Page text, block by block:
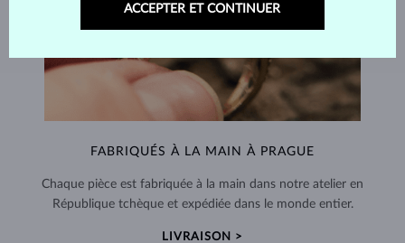
FABRIQUÉS À LA MAIN À PRAGUE
Chaque pièce est fabriquée à la main dans notre atelier en
République tchèque et expédiée dans le monde entier.
LIVRAISON >
ACCEPTER ET CONTINUER